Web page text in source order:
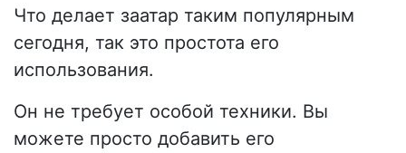
Что делает заатар таким популярным
сегодня, так это простота его
использования.
Он не требует особой техники. Вы
можете просто добавить его